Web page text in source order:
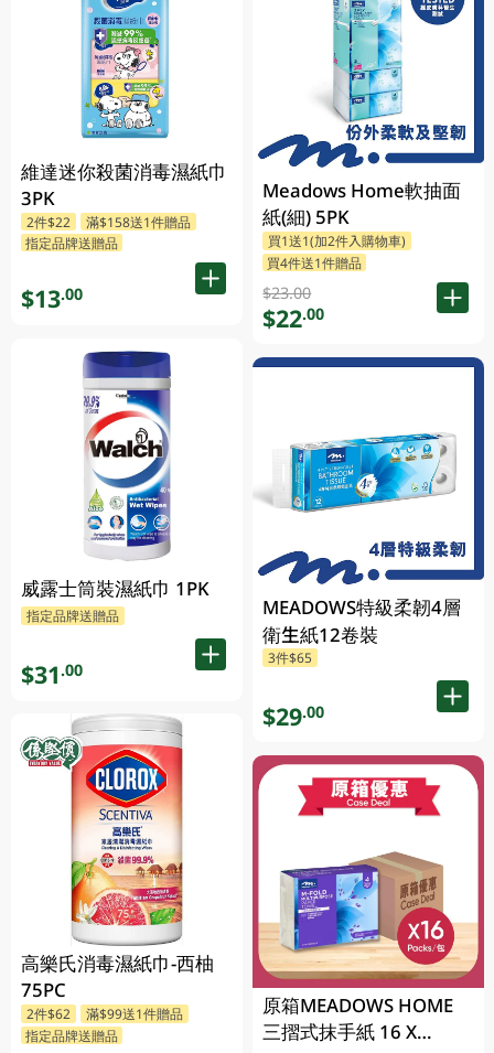
維達迷你殺菌消毒濕紙巾
3PK
2件$22
滿$158送1件贈品
指定品牌送贈品
$13.00
威露士筒裝濕紙巾 1PK
指定品牌送贈品
$31.00
高樂氏消毒濕紙巾-西柚
75PC
2件$62
滿$99送1件贈品
指定品牌送贈品
Meadows Home軟抽面
紙(細) 5PK
買1送1(加2件入購物車)
買4件送1件贈品
$23.00
$22.00
MEADOWS特級柔韌4層
衛生紙12卷裝
3件$65
$29.00
原箱MEADOWS HOME
三摺式抹手紙 16 X